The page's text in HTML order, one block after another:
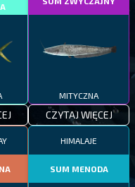
MITYCZNA
CZYTAJ WIĘCEJ
HIMALAJE
SUM MENODA